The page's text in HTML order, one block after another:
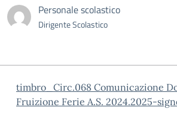
Personale scolastico
Dirigente Scolastico
timbro_Circ.068 Comunicazione
Fruizione Ferie A.S. 2024.2025-